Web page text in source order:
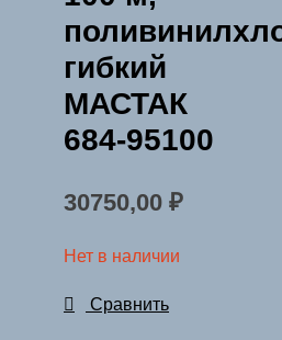
гибкий
МАСТАК
684-95100
30750,00 ₽
Нет в наличии
Сравнить